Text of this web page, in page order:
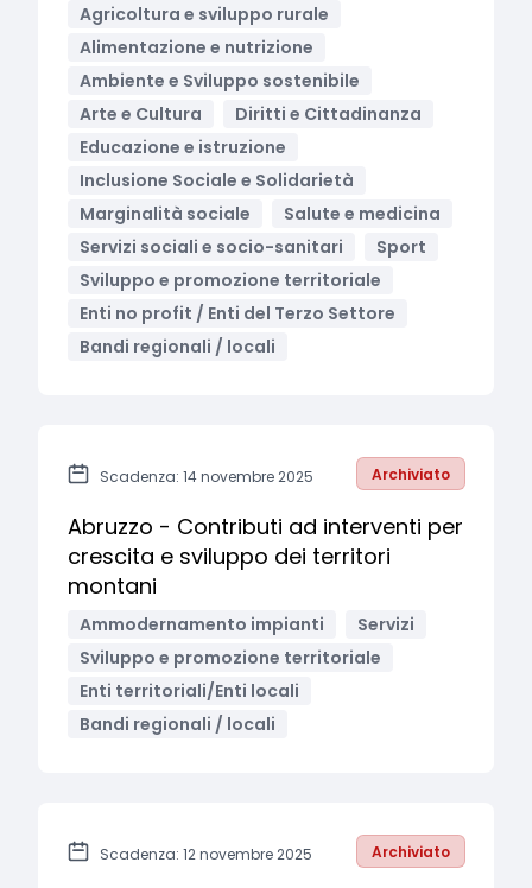
Agricoltura e sviluppo rurale
Alimentazione e nutrizione
Ambiente e Sviluppo sostenibile
Arte e Cultura
Diritti e Cittadinanza
Educazione e istruzione
Inclusione Sociale e Solidarietà
Marginalità sociale
Salute e medicina
Servizi sociali e socio-sanitari
Sport
Sviluppo e promozione territoriale
Enti no profit / Enti del Terzo Settore
Bandi regionali / locali
Scadenza: 14 novembre 2025 Archiviato
Abruzzo - Contributi ad interventi per
crescita e sviluppo dei territori
montani
Ammodernamento impianti
Servizi
Sviluppo e promozione territoriale
Enti territoriali/Enti locali
Bandi regionali / locali
Scadenza: 12 novembre 2025 Archiviato